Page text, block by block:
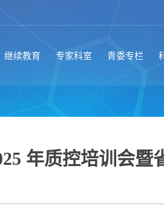
继续教育 专家科室 青委专栏
年质控培训会